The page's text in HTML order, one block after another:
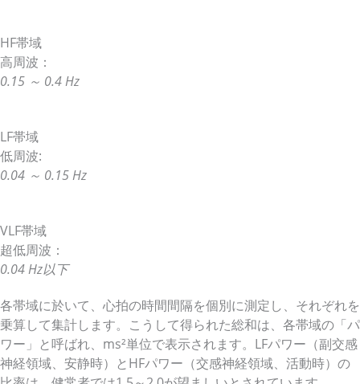
HF帯域
高周波：
0.15 ～ 0.4 Hz
LF帯域
低周波:
0.04 ～ 0.15 Hz
VLF帯域
超低周波：
0.04 Hz以下
各帯域に於いて、心拍の時間間隔を個別に測定し、それぞれを
乗算して集計します。こうして得られた総和は、各帯域の「パ
ワー」と呼ばれ、ms²単位で表示されます。LFパワー（副交感
神経領域、安静時）とHFパワー（交感神経領域、活動時）の